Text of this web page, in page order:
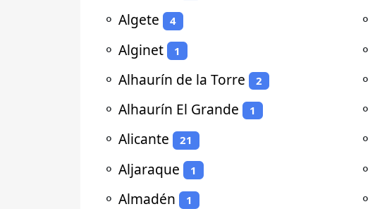
⚬ Algete 4
⚬ Alginet 1
⚬ Alhaurín de la Torre 2
⚬ Alhaurín El Grande 1
⚬ Alicante 21
⚬ Aljaraque 1
⚬ Almadén 1
⚬
⚬
⚬
⚬
⚬
⚬
⚬